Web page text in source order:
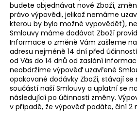
budete objednávat nové Zboží,
právo výpovědi, jelikož nemáme
kterou by bylo možné vypovědět),
Smlouvy máme dodávat Zboží
Informace o změně Vám zašleme
adresu nejméně 14 dní před
od Vás do 14 dnů od zaslání
neobdržíme výpověď uzavřené
opakované dodávky Zboží, stávají
součástí naší Smlouvy a uplatní se
následující po účinnosti změny.
v případě, že výpověď podáte, činí 2